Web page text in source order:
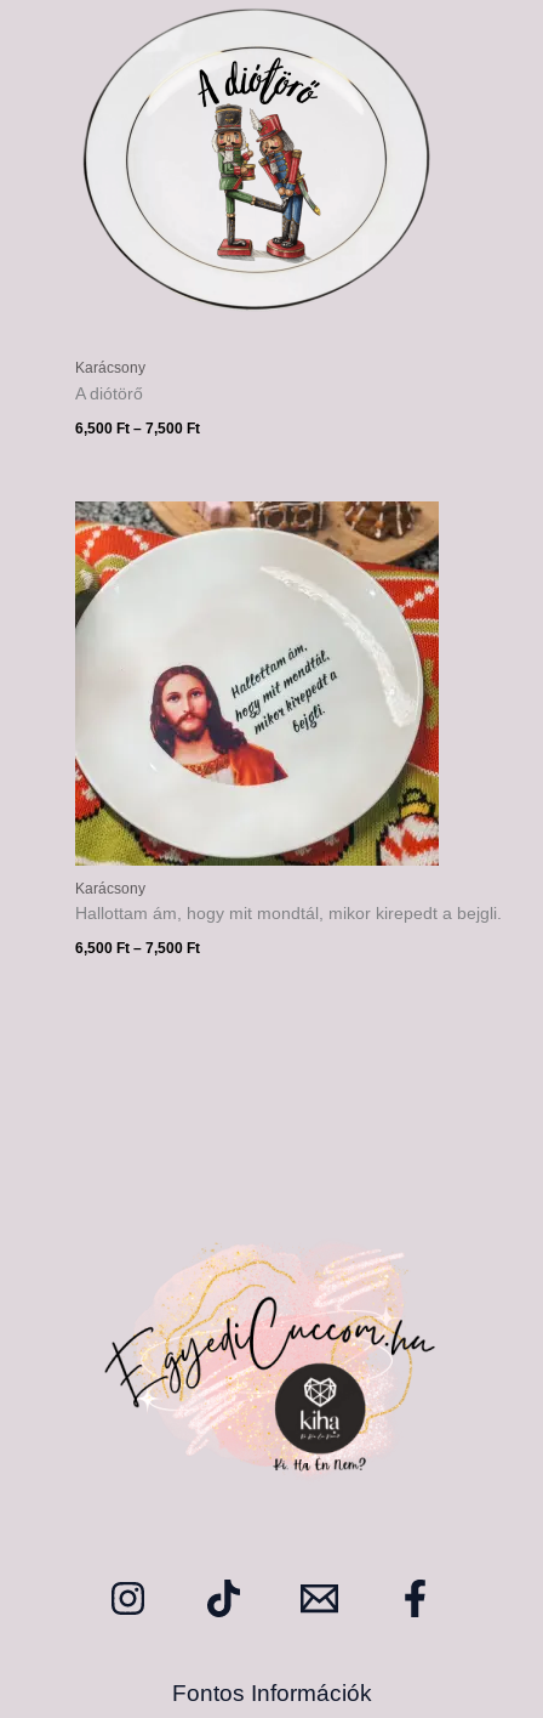
Karácsony
A diótörő
6,500Ft – 7,500Ft
-
Karácsony
Hallottam ám, hogy mit mondtál, mikor kirepedt a bejgli.
6,500 Ft – 7,500 Ft
6,500 Ft
-
Fontos Információk